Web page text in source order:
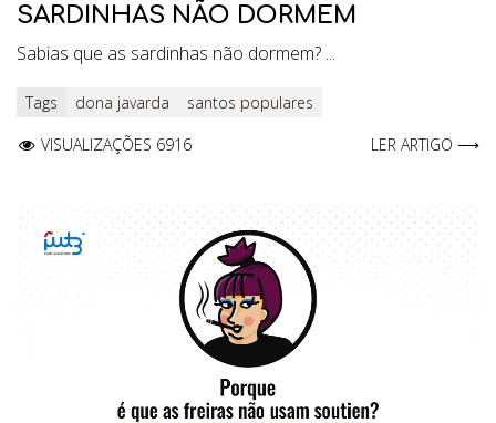
SARDINHAS NÃO DORMEM
Sabias que as sardinhas não dormem? ...
Tags dona javarda
santos populares
VISUALIZAÇÕES 6916
LER ARTIGO ⟶